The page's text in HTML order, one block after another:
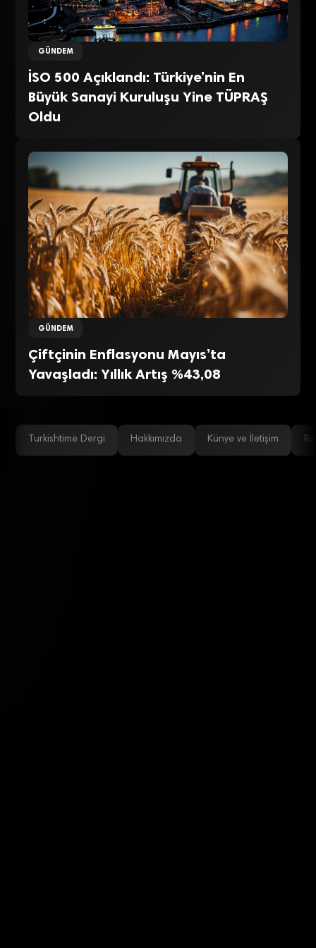
GÜNDEM
İSO 500 Açıklandı: Türkiye’nin En
Büyük Sanayi Kuruluşu Yine TÜPRAŞ
Oldu
GÜNDEM
Çiftçinin Enflasyonu Mayıs’ta
Yavaşladı: Yıllık Artış %43,08
Turkishtime Dergi Hakkımızda Künye ve İletişim